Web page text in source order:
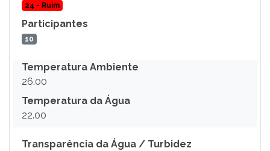
24 - Ruim
Participantes
10
Temperatura Ambiente
26.00
Temperatura da Água
22.00
Transparência da Água / Turbidez